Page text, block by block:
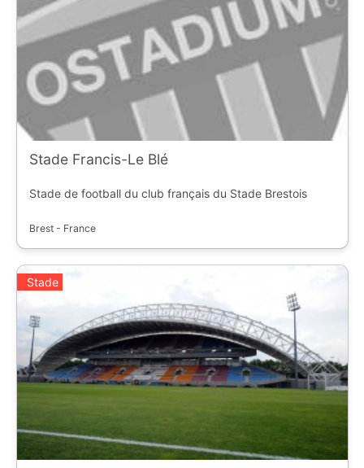
Stade Francis-Le Blé
Stade de football du club français du Stade Brestois
Brest - France
Stade